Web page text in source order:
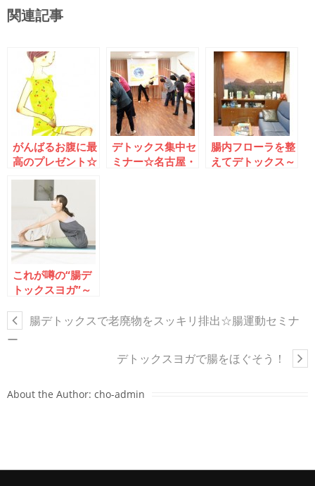
関連記事
がんばるお腹に最
高のプレゼント☆
イルチブレインヨ
ガの腸運動で消化
不良を改善しよう
デトックス集中セ
ミナー☆名古屋・
腸内フローラを整
えてデトックス～
これが噂の“腸デ
トックスヨガ”～
ガで体験会
腸デトックスで老廃物をスッキリ排出☆腸運動セミナ
ー
デトックスヨガで腸をほぐそう！
About the Author: cho-admin